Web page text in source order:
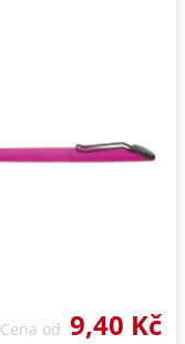
Cena od 9,40 Kč